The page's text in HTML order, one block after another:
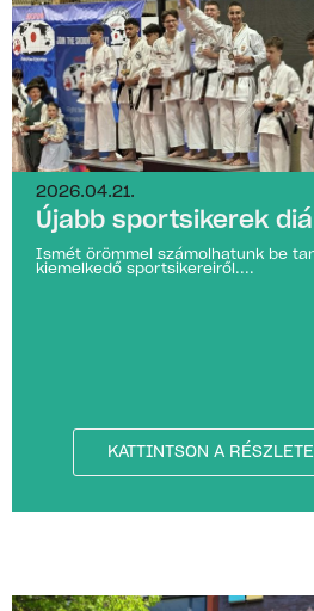
2026.04.21.
Újabb sportsikerek
Ismét örömmel számolhatunk be
kiemelkedő sportsikereiről....
KATTINTSON A